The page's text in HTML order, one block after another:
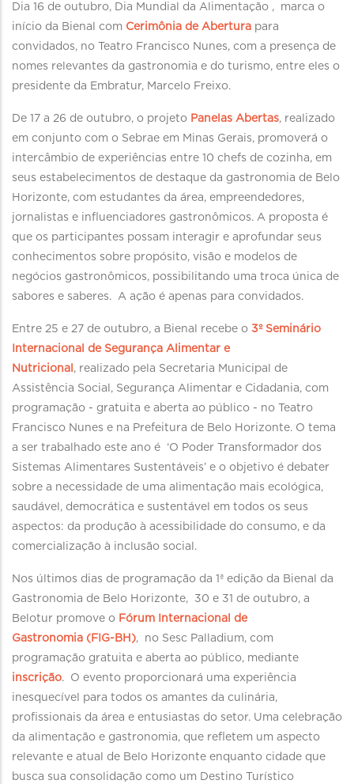
Dia 16 de outubro, Dia Mundial da Alimentação , marca o
início da Bienal com Cerimônia de Abertura para
convidados, no Teatro Francisco Nunes, com a presença de
nomes relevantes da gastronomia e do turismo, entre eles o
presidente da Embratur, Marcelo Freixo.
De 17 a 26 de outubro, o projeto Panelas Abertas, realizado
em conjunto com o Sebrae em Minas Gerais, promoverá o
intercâmbio de experiências entre 10 chefs de cozinha, em
seus estabelecimentos de destaque da gastronomia de Belo
Horizonte, com estudantes da área, empreendedores,
jornalistas e influenciadores gastronômicos. A proposta é
que os participantes possam interagir e aprofundar seus
conhecimentos sobre propósito, visão e modelos de
negócios gastronômicos, possibilitando uma troca única de
sabores e saberes. A ação é apenas para convidados.
Entre 25 e 27 de outubro, a Bienal recebe o 3º Seminário
Internacional de Segurança Alimentar e
Nutricional , realizado pela Secretaria Municipal de
Assistência Social, Segurança Alimentar e Cidadania, com
programação - gratuita e aberta ao público - no Teatro
Francisco Nunes e na Prefeitura de Belo Horizonte. O tema
a ser trabalhado este ano é ‘O Poder Transformador dos
Sistemas Alimentares Sustentáveis’ e o objetivo é debater
sobre a necessidade de uma alimentação mais ecológica,
saudável, democrática e sustentável em todos os seus
aspectos: da produção à acessibilidade do consumo, e da
comercialização à inclusão social.
Nos últimos dias de programação da 1ª edição da Bienal da
Gastronomia de Belo Horizonte, 30 e 31 de outubro, a
Belotur promove o Fórum Internacional de
Gastronomia (FIG-BH), no Sesc Palladium, com
programação gratuita e aberta ao público, mediante
inscrição. O evento proporcionará uma experiência
inesquecível para todos os amantes da culinária,
profissionais da área e entusiastas do setor. Uma celebração
da alimentação e gastronomia, que refletem um aspecto
relevante e atual de Belo Horizonte enquanto cidade que
busca sua consolidação como um Destino Turístico